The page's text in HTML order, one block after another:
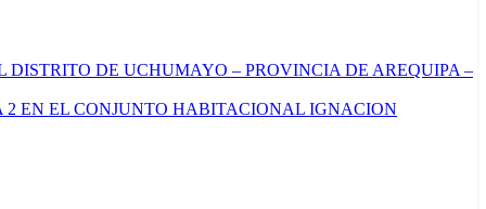
DISTRITO DE UCHUMAYO – PROVINCIA DE AREQUIPA –
EN EL CONJUNTO HABITACIONAL IGNACION